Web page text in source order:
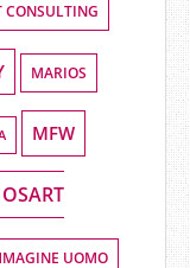
CONSULTING
MARIOS
MFW
OSART
UOMO